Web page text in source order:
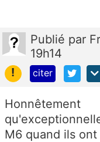
Publié par
19h14
!
citer
M6 quand ils